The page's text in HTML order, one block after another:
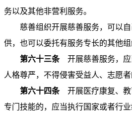
务以及其他非营利服务。
慈善组织开展慈善服务，可以
供，也可以委托有服务专长的其他组
第六十三条开展慈善服务，应
人格尊严，不得侵害受益人、志愿者
第六十四条开展医疗康复、教
专门技能的，应当执行国家或者行业